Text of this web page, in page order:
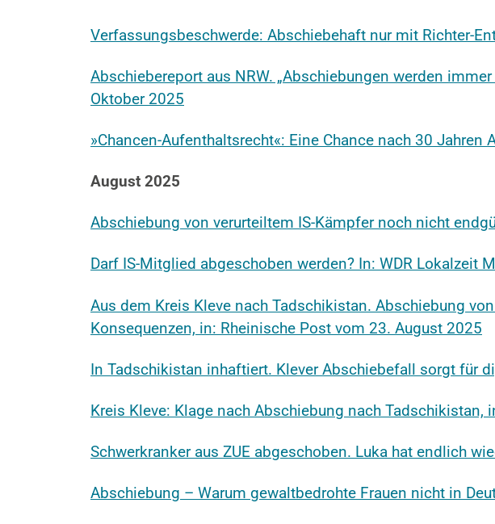
Verfassungsbeschwerde: Abschiebehaft nur mit Richter-
Abschiebereport aus NRW. „Abschiebungen werden
Oktober 2025
»Chancen-Aufenthaltsrecht«: Eine Chance nach 30
August 2025
Abschiebung von verurteiltem IS-Kämpfer noch nicht
Darf IS-Mitglied abgeschoben werden? In: WDR Lokalzeit
Aus dem Kreis Kleve nach Tadschikistan. Abschiebung
Konsequenzen, in: Rheinische Post vom 23. August 2025
In Tadschikistan inhaftiert. Klever Abschiebefall sorgt für
Kreis Kleve: Klage nach Abschiebung nach
Schwerkranker aus ZUE abgeschoben. Luka hat endlich
Abschiebung – Warum gewaltbedrohte Frauen nicht in